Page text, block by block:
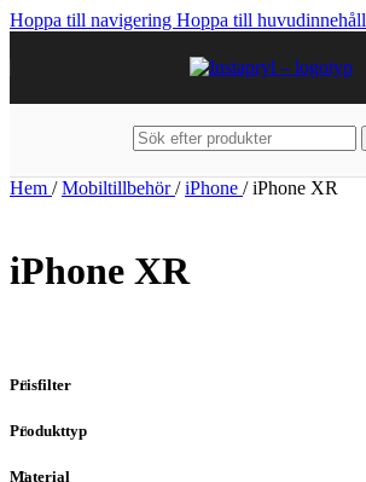
Hoppa till navigering Hoppa till huvudinnehåll
Hem / Mobiltillbehör/ iPhone / iPhone XR
iPhone XR
Prisfilter
Produkttyp
Material